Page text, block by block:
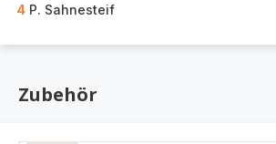
4 P. Sahnesteif
Zubehör